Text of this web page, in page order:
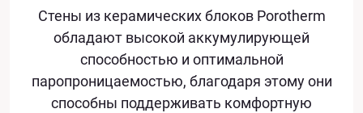
Стены из керамических блоков Porotherm
обладают высокой аккумулирующей
способностью и оптимальной
паропроницаемостью, благодаря этому они
способны поддерживать комфортную